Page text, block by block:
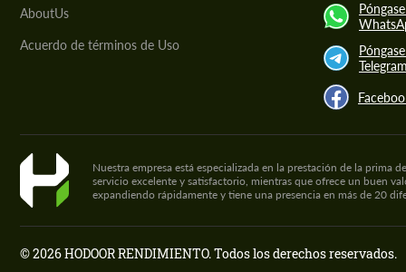
AboutUs
Acuerdo de términos de Uso
Nuestra empresa está especializada en la prestación de la
servicio excelente y satisfactorio, mientras que ofrece un buen
expandiendo rápidamente y tiene una presencia en más de 20
© 2026 HODOOR RENDIMIENTO. Todos los derechos reservados.